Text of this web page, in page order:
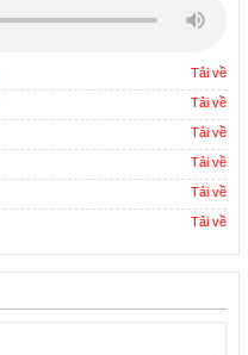
Tải về
Tải về
Tải về
Tải về
Tải về
Tải về